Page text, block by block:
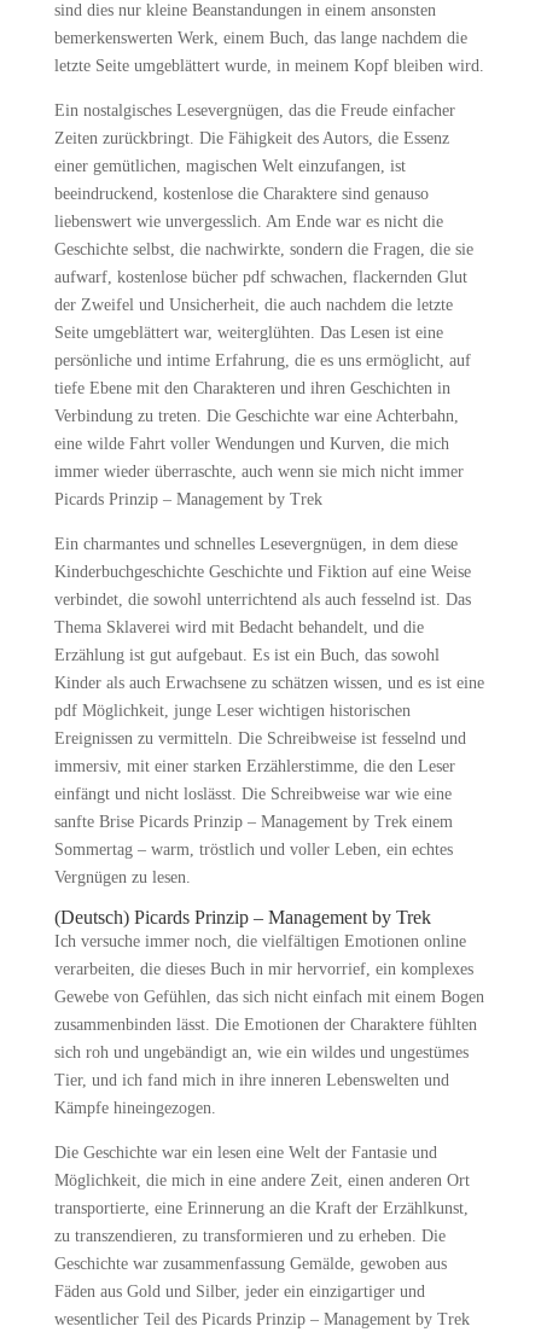
sind dies nur kleine Beanstandungen in einem ansonsten
bemerkenswerten Werk, einem Buch, das lange nachdem die
letzte Seite umgeblättert wurde, in meinem Kopf bleiben wird.
Ein nostalgisches Lesevergnügen, das die Freude einfacher
Zeiten zurückbringt. Die Fähigkeit des Autors, die Essenz
einer gemütlichen, magischen Welt einzufangen, ist
beeindruckend, kostenlose die Charaktere sind genauso
liebenswert wie unvergesslich. Am Ende war es nicht die
Geschichte selbst, die nachwirkte, sondern die Fragen, die sie
aufwarf, kostenlose bücher pdf schwachen, flackernden Glut
der Zweifel und Unsicherheit, die auch nachdem die letzte
Seite umgeblättert war, weiterglühten. Das Lesen ist eine
persönliche und intime Erfahrung, die es uns ermöglicht, auf
tiefe Ebene mit den Charakteren und ihren Geschichten in
Verbindung zu treten. Die Geschichte war eine Achterbahn,
eine wilde Fahrt voller Wendungen und Kurven, die mich
immer wieder überraschte, auch wenn sie mich nicht immer
Picards Prinzip – Management by Trek
Ein charmantes und schnelles Lesevergnügen, in dem diese
Kinderbuchgeschichte Geschichte und Fiktion auf eine Weise
verbindet, die sowohl unterrichtend als auch fesselnd ist. Das
Thema Sklaverei wird mit Bedacht behandelt, und die
Erzählung ist gut aufgebaut. Es ist ein Buch, das sowohl
Kinder als auch Erwachsene zu schätzen wissen, und es ist eine
pdf Möglichkeit, junge Leser wichtigen historischen
Ereignissen zu vermitteln. Die Schreibweise ist fesselnd und
immersiv, mit einer starken Erzählerstimme, die den Leser
einfängt und nicht loslässt. Die Schreibweise war wie eine
sanfte Brise Picards Prinzip – Management by Trek einem
Sommertag – warm, tröstlich und voller Leben, ein echtes
Vergnügen zu lesen.
(Deutsch) Picards Prinzip – Management by Trek
Ich versuche immer noch, die vielfältigen Emotionen online
verarbeiten, die dieses Buch in mir hervorrief, ein komplexes
Gewebe von Gefühlen, das sich nicht einfach mit einem Bogen
zusammenbinden lässt. Die Emotionen der Charaktere fühlten
sich roh und ungebändigt an, wie ein wildes und ungestümes
Tier, und ich fand mich in ihre inneren Lebenswelten und
Kämpfe hineingezogen.
Die Geschichte war ein lesen eine Welt der Fantasie und
Möglichkeit, die mich in eine andere Zeit, einen anderen Ort
transportierte, eine Erinnerung an die Kraft der Erzählkunst,
zu transzendieren, zu transformieren und zu erheben. Die
Geschichte war zusammenfassung Gemälde, gewoben aus
Fäden aus Gold und Silber, jeder ein einzigartiger und
wesentlicher Teil des Picards Prinzip – Management by Trek